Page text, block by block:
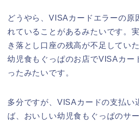
どうやら、VISAカードエラーの原
れていることがあるみたいです。
き落とし口座の残高が不足してい
幼児食もぐっぱのお店でVISAカー
ったみたいです。
多分ですが、VISAカードの支払い
ば、おいしい幼児食もぐっぱのサ